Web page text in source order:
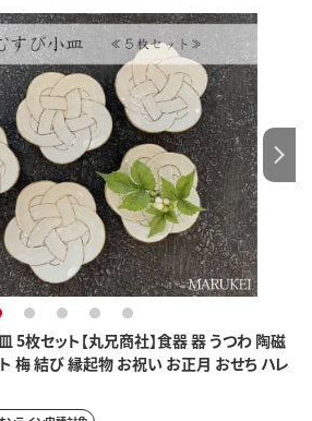
5枚セット【丸兄商社】食器 器 うつわ 陶磁
梅 結び 縁起物 お祝い お正月 おせち ハレ
2 3 4 5